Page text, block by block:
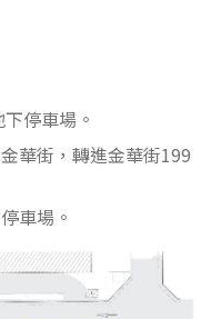
停車場。
華街，轉進金華街199
車場。